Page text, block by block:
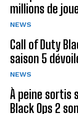
millions de
NEWS
Call of Duty
saison 5
NEWS
À peine sortis
Black Ops 2